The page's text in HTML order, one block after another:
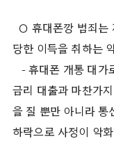
○ 휴대폰깡 범죄는
당한 이득을 취하는
- 휴대폰 개통 대가
금리 대출과 마찬가
을 질 뿐만 아니라
하락으로 사정이 악